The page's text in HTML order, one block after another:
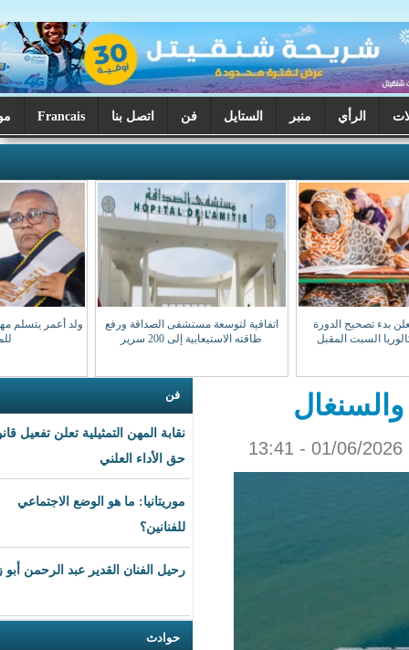
الستايل فن اتصل بنا Francais موريتانيا اليوم
اتفاقية لتوسعة مستشفى الصداقة ورفع
طاقته الاستيعابية إلى 200 سرير
ولد أعمر يتسلم مهامه نقيبا للهيئة الوطنية
نقابة المهن التمثيلية تعلن تفعيل قانون
حق الأداء العلني
موريتانيا: ما هو الوضع الاجتماعي
رحيل الفنان القدير عبد الرحمن أبو زهرة